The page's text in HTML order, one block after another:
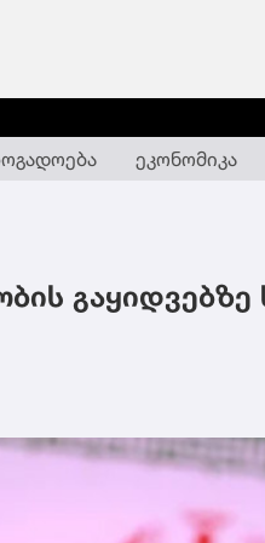
ეკონომიკა